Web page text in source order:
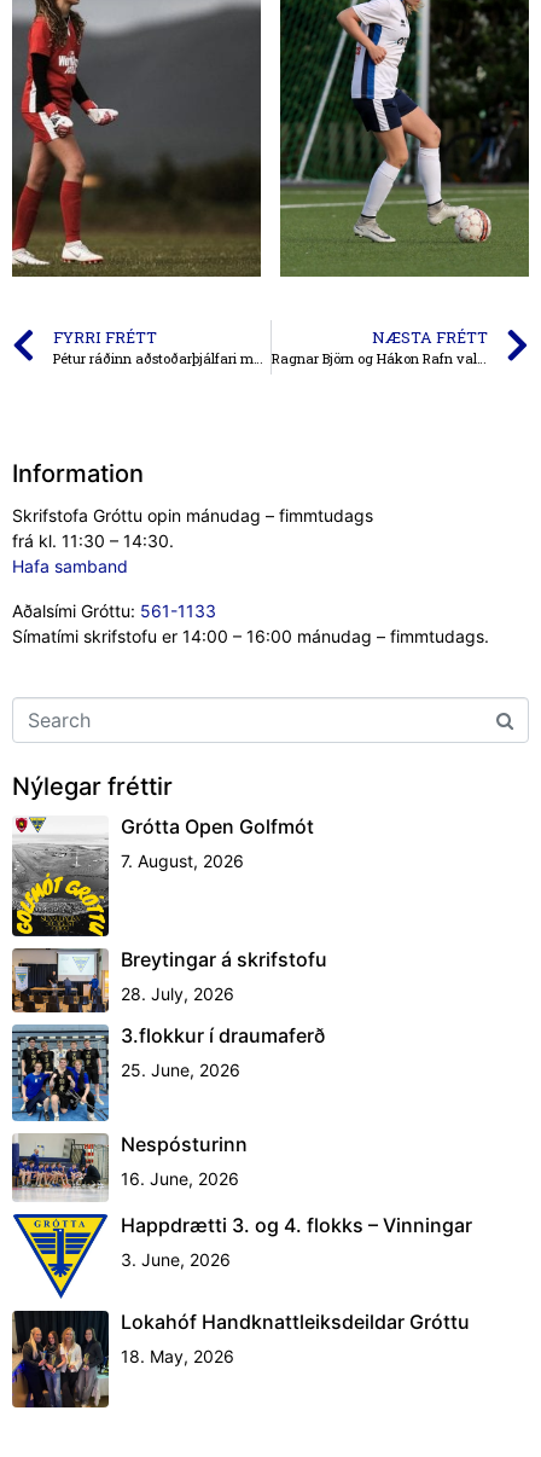
FYRRI FRÉTT NÆSTA FRÉTT
Information
Skrifstofa Gróttu opin mánudag – fimmtudags
frá kl. 11:30 – 14:30.
Hafa samband
Aðalsími Gróttu: 561-1133
Símatími skrifstofu er 14:00 – 16:00 mánudag – fimmtudags.
Nýlegar fréttir
Grótta Open Golfmót
7. August, 2026
Breytingar á skrifstofu
28. July, 2026
3.flokkur í draumaferð
25. June, 2026
Nespósturinn
16. June, 2026
Happdrætti 3. og 4. flokks – Vinningar
3. June, 2026
Lokahóf Handknattleiksdeildar Gróttu
18. May, 2026